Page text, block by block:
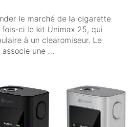
le marché de la cigarette
ci le kit Unimax 25, qui
à un clearomiseur. Le
une …